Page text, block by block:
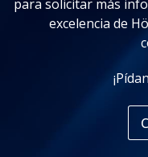
para solicitar más
excelencia de